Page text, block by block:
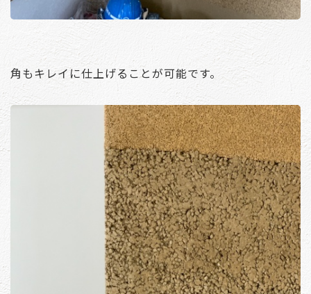
角もキレイに仕上げることが可能です。